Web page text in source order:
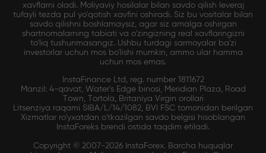
xavflarni oladi. Moliyaviy hosilalar bilan savdo qilish leveraj
tufayli tezda pul yo'qotish xavfini oshiradi. Siz bu vositalar bilan
savdo qilishni boshlamaysiz, agar siz amalga oshirgan
shartnomalarning tabiati va o'zingizning real xavflaringizni
to'liq tushunmasangiz. Ushbu turdagi sarmoyalar ba'zi
investorlar uchun mos bo'lishi mumkin, ammo ular hamma
uchun mos emas.
InstaFinance Ltd, reg. number 1811672
Manzil: 4-qavat, Water's Edge binosi, Meridian Plaza, Road
Town, Tortola, Britaniya Virgin orollari
Litsenziya raqami SIBA/L/14/1082, BVI FSC tomonidan berilgan
Xizmatlar ro'yxatdan o'tkazilgan savdo belgisi hisoblangan
InstaForeks brendi ostida taqdim etiladi.
Copyright © 2007-2026 InstaForex. Barcha huquqlar